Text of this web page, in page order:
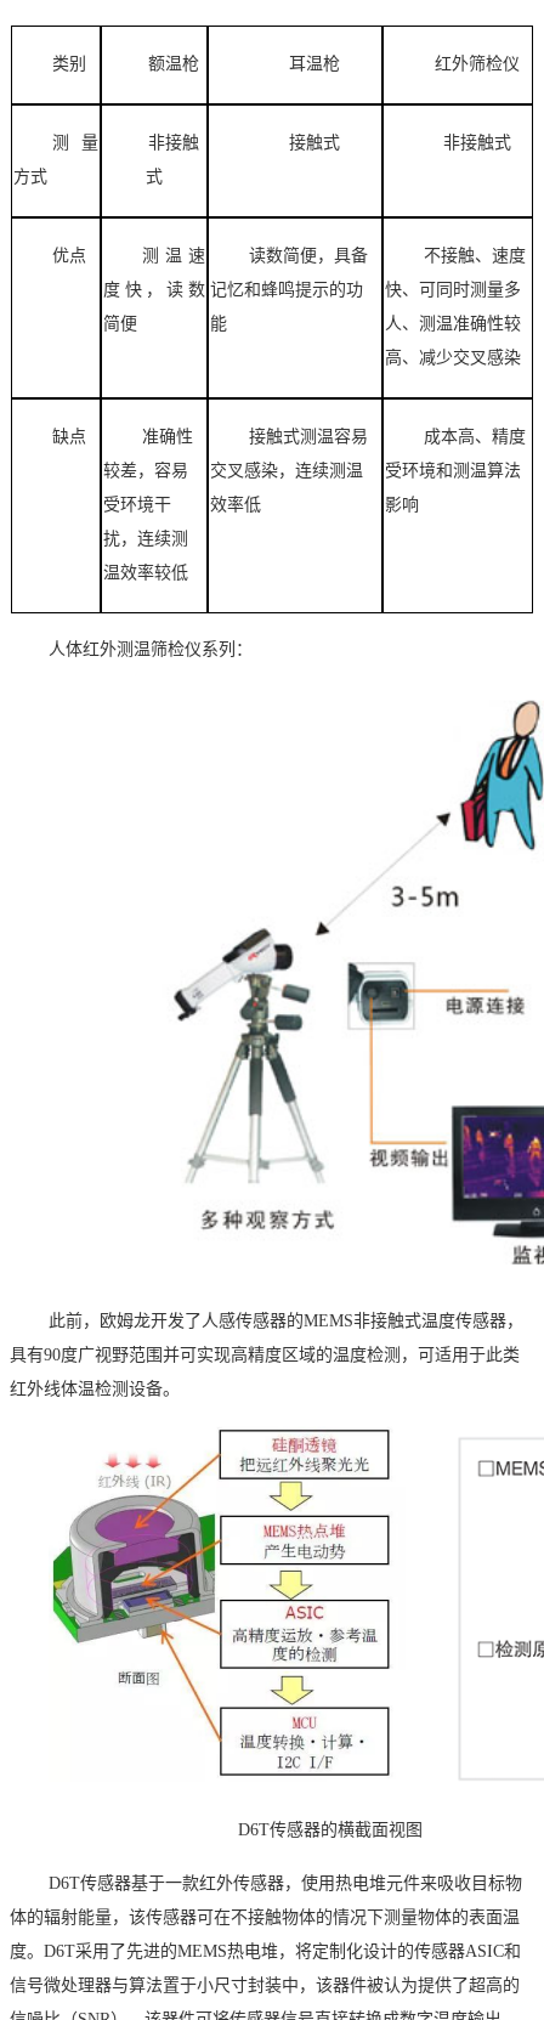
类别 额温枪 耳温枪 红外筛检仪
测量
方式
非接触
式
接触式 非接触式
优点
测温速
度快，读数
简便
读数简便，具备
记忆和蜂鸣提示的功
能
不接触、速度
快、可同时测量多
人、测温准确性较
高、减少交叉感染
缺点
准确性
较差，容易
受环境干
扰，连续测
温效率较低
接触式测温容易
交叉感染，连续测温
效率低
成本高、精度
受环境和测温算法
影响
人体红外测温筛检仪系列：
此前，欧姆龙开发了人感传感器的MEMS非接触式温度传感器，
具有90度广视野范围并可实现高精度区域的温度检测，可适用于此类
红外线体温检测设备。
D6T传感器的横截面视图
D6T传感器基于一款红外传感器，使用热电堆元件来吸收目标物
体的辐射能量，该传感器可在不接触物体的情况下测量物体的表面温
度。 D6T采用了先进的MEMS热电堆，将定制化设计的传感器ASIC和
信号微处理器与算法置于小尺寸封装中，该器件被认为提供了超高的